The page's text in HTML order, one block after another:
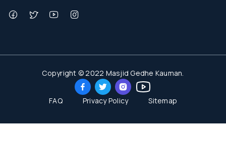
Copyright © 2022 Masjid Gedhe Kauman.
FAQ Privacy Policy Sitemap